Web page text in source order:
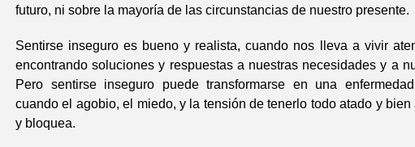
futuro, ni sobre la mayoría de las circunstancias de nuestro presente.
Sentirse inseguro es bueno y realista, cuando nos lleva a vivir
encontrando soluciones y respuestas a nuestras necesidades y a
Pero sentirse inseguro puede transformarse en una
cuando el agobio, el miedo, y la tensión de tenerlo todo atado y
y bloquea.